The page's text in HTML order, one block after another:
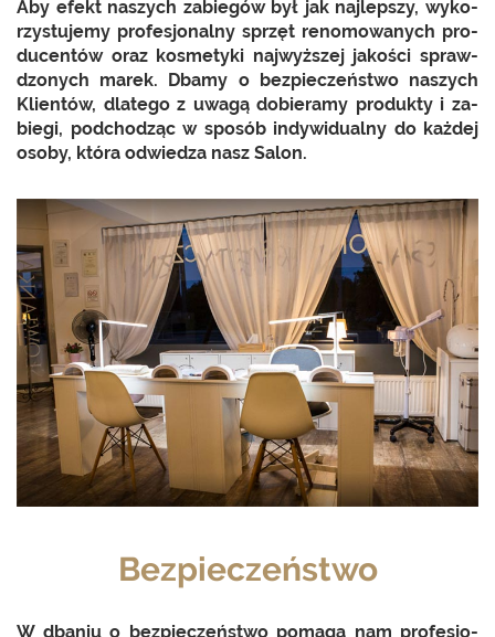
Aby efekt na­szych za­bie­gów był jak naj­lep­szy, wy­ko­
rzy­stu­je­my pro­fe­sjo­nal­ny sprzęt re­no­mo­wa­nych pro­
du­cen­tów oraz ko­sme­ty­ki naj­wyż­szej ja­ko­ści spraw­
dzo­nych marek. Dbamy o bez­pie­czeń­stwo na­szych
Klien­tów, dla­te­go z uwagą do­bie­ra­my pro­duk­ty i za­
bie­gi, pod­cho­dząc w spo­sób in­dy­wi­du­al­ny do każ­dej
osoby, która od­wie­dza nasz Salon.
Bezpieczeństwo
W dba­niu o bez­pie­czeń­stwo po­ma­ga nam pro­fe­sjo­